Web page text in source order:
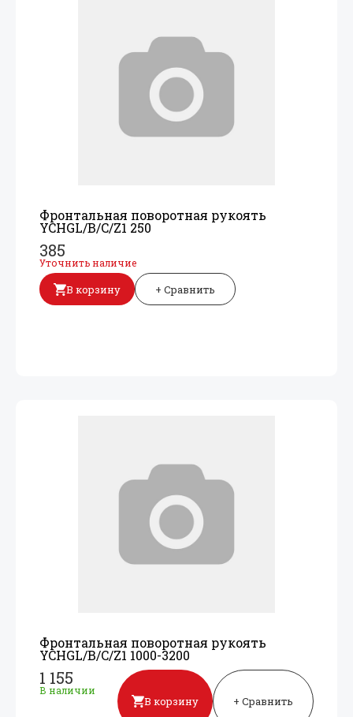
Фронтальная поворотная рукоять
YCHGL/B/C/Z1 250
385
Уточнить наличие
В корзину + Сравнить
Фронтальная поворотная рукоять
YCHGL/B/C/Z1 1000-3200
1 155
В наличии
В корзину + Сравнить